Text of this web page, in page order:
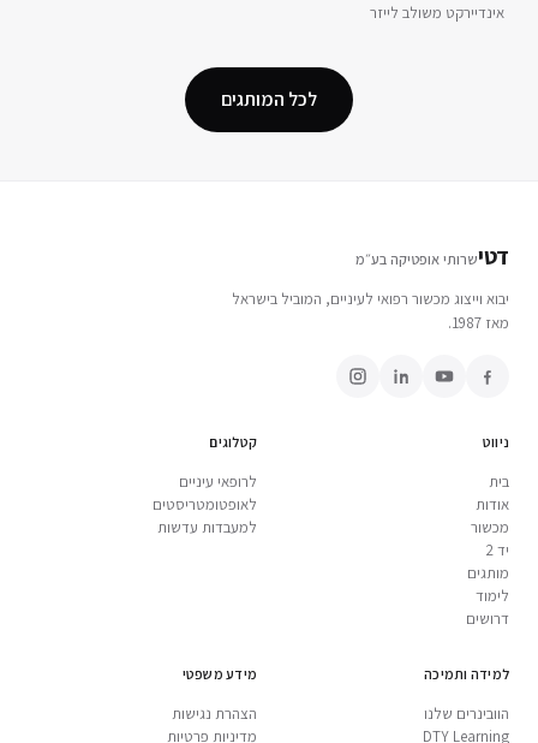
אינדיירקט משולב לייזר
לכל המותגים
דטישרותי אופטיקה בע״מ
יבוא וייצוג מכשור רפואי לעיניים, המוביל בישראל
מאז 1987.
ניווט
בית
אודות
מכשור
יד 2
מותגים
לימוד
דרושים
קטלוגים
לרופאי עיניים
לאופטומטריסטים
למעבדות עדשות
למידה ותמיכה
הוובינרים שלנו
DTY Learning
מידע משפטי
הצהרת נגישות
מדיניות פרטיות